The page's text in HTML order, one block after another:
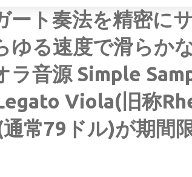
ート奏法を精密に
ゆる速度で滑らか
ラ音源 Simple
Viola(旧称
常79ドル)が期間